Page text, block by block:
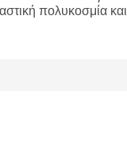
πολυκοσμία και